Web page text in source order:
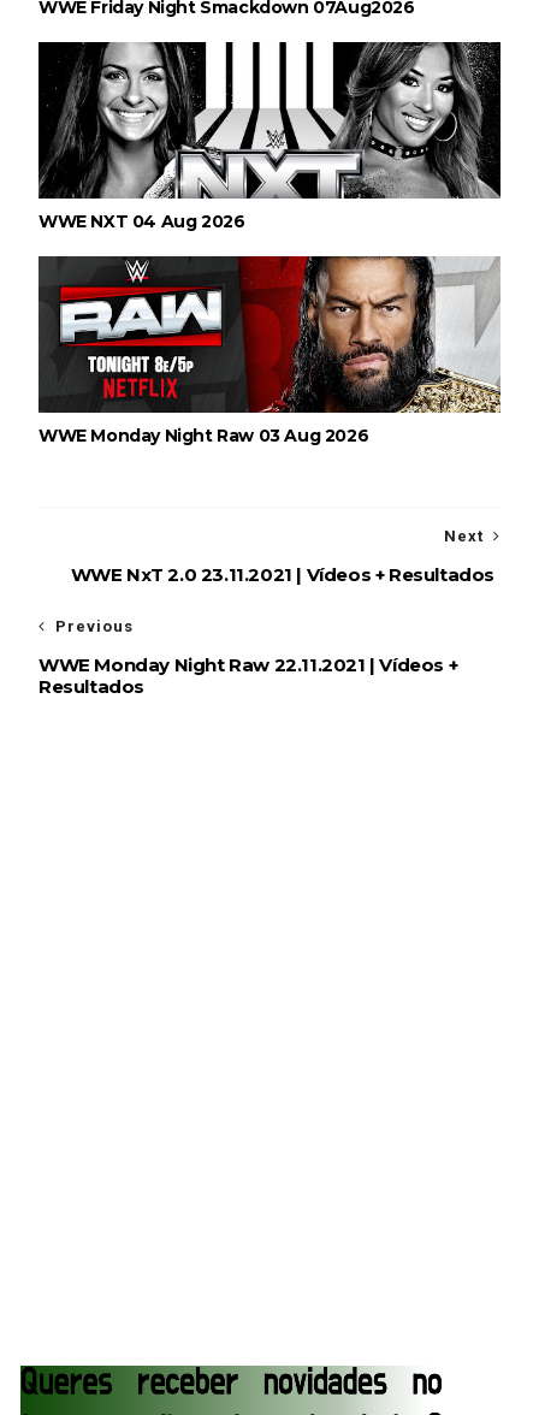
WWE Friday Night Smackdown 07Aug2026
WWE NXT 04 Aug 2026
WWE Monday Night Raw 03 Aug 2026
Next
WWE NxT 2.0 23.11.2021 | Vídeos + Resultados
Previous
WWE Monday Night Raw 22.11.2021 | Vídeos +
Resultados